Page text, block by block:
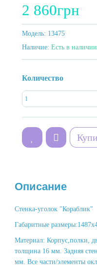
2 860грн
Модель: 13475
Наличие: Есть в наличии
Количество
Описание
Стенка-уголок "Кораблик"
Габаритные
Материал: Корпус,полки,
толщина 16 мм. Задняя
мм. Все части/элементы